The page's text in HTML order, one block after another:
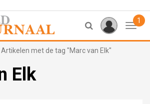
1
Artikelen met de tag "Marc van Elk"
Elk